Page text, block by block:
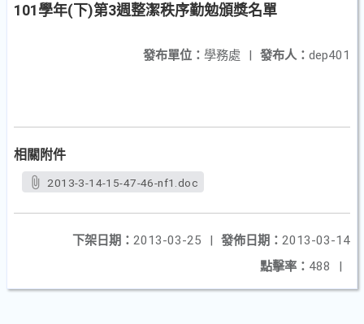
101學年(下)第3週整潔秩序勤勉頒獎名單
發布人： dep401
發布單位： 學務處 |
相關附件
2013-3-14-15-47-46-nf1.doc
發佈日期： 2013-03-14
下架日期： 2013-03-25
|
點擊率： 488 |